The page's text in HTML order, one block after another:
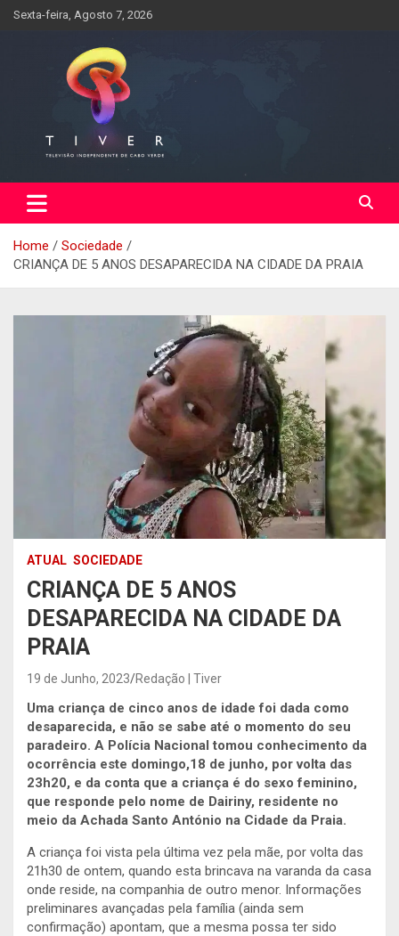
SkipSexta-feira, Agosto 7, 2026
Home
Sociedade
CRIANÇA DE 5 ANOS DESAPARECIDA NA CIDADE DA PRAIA
ATUAL SOCIEDADE
CRIANÇA DE 5 ANOS
DESAPARECIDA NA CIDADE DA
PRAIA
19 de Junho, 2023 Redação | Tiver
Uma criança de cinco anos de idade foi dada como
desaparecida, e não se sabe até o momento do seu
paradeiro. A Polícia Nacional tomou conhecimento da
ocorrência este domingo,18 de junho, por volta das
23h20, e da conta que a criança é do sexo feminino,
que responde pelo nome de Dairiny, residente no
meio da Achada Santo António na Cidade da Praia.
A criança foi vista pela última vez pela mãe, por volta das
21h30 de ontem, quando esta brincava na varanda da casa
onde reside, na companhia de outro menor. Informações
preliminares avançadas pela família (ainda sem
confirmação) apontam, que a mesma possa ter sido